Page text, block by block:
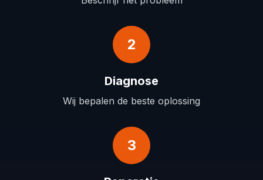
2
Diagnose
Wij bepalen de beste oplossing
3